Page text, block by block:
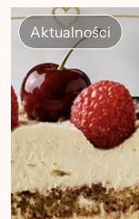
Aktualności